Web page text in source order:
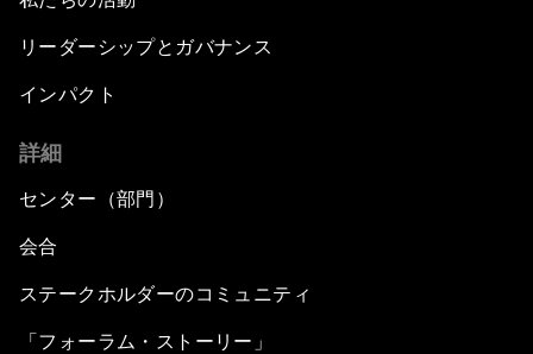
リーダーシップとガバナンス
インパクト
詳細
センター（部門）
会合
ステークホルダーのコミュニティ
「フォーラム・ストーリー」